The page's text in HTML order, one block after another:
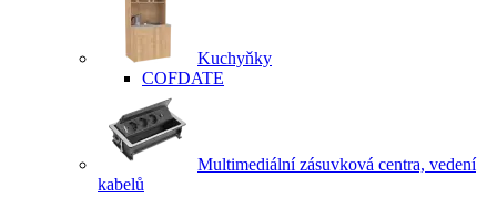
Kuchyňky
COFDATE
Multimediální zásuvková centra, vedení
kabelů